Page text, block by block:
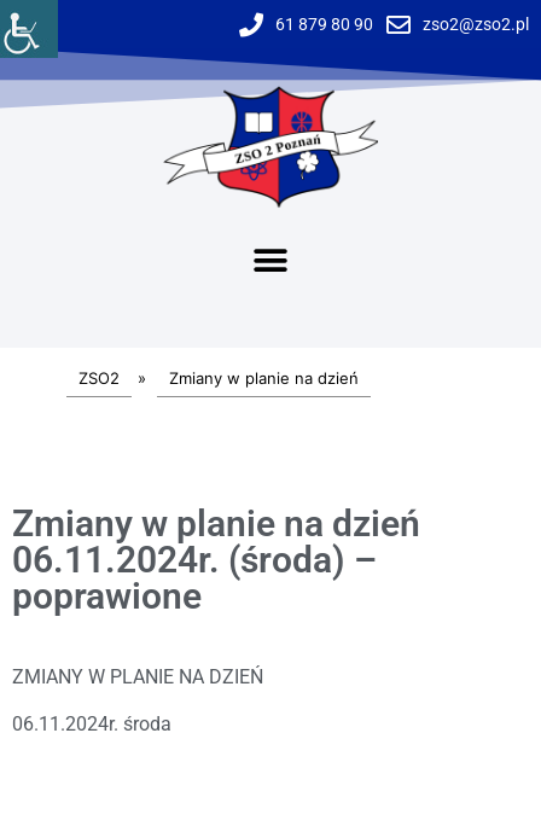
61 879 80 90 zso2@zso2.pl
ZSO2 » Zmiany w planie na dzień
Zmiany w planie na dzień
06.11.2024r. (środa) –
poprawione
ZMIANY W PLANIE NA DZIEŃ
06.11.2024r. środa